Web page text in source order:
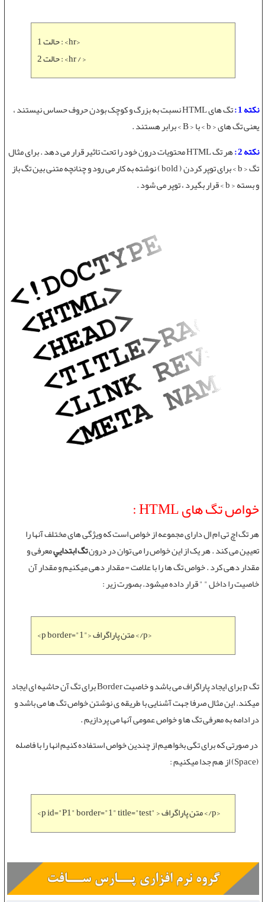
حالت 1 : <hr>
حالت 2 : <hr / >
نکته 1 : تگ های HTML
نسبت به بزرگ و کوچک بودن حروف حساس نيستند ،
يعنی تگ های < b > با < B > برابر هستند .
نکته 2 :
هرتگ HTML
محتویات درون خود را تحت تاثير قرار می دهد . برای مثال
تگ < b > برای توپر کردن ( bold ) نوشته به کار می رود و چنانچه متنی بين تگ باز
و بسته < b > قرار بگيرد ، توپر می شود .
خواص تگ های HTML :
هر تگ اچ تی ام ال دارای مجموعه از خواص است که ويژگی های مختلف آنها را
تعيين می کند . هر يک از اين خواص را می توان در درونتگ ابتداييمعرفی و
مقدار دهی کرد . خواص تگ ها را با علامت = مقدار دهی میکنیم و مقدار آن
خاصیت را داخل " " قرار داده میشود. بصورت زیر :
<p border="1"> متن پاراگراف </p>
تگ p برای ایجاد پاراگراف می باشد و خاصیت Border برای تگ آن حاشیه ای ایجاد
میکند. این مثال صرفا جهت آشنایی با طریقه ی نوشتن خواص تگ ها می باشد و
در ادامه به معرفی تگ ها و خواص عمومی آنها می پردازیم .
در صورتی که برای تگی بخواهیم از چندین خواص استفاده کنیم انها را با فاصله
(Space) از هم جدا میکنیم :
<p id="P1" border="1" title="test" > متن پاراگراف </p>